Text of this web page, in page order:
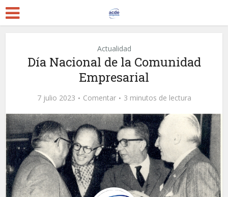
Actualidad
Día Nacional de la Comunidad
Empresarial
7 julio 2023 Comentar 3 minutos de lectura